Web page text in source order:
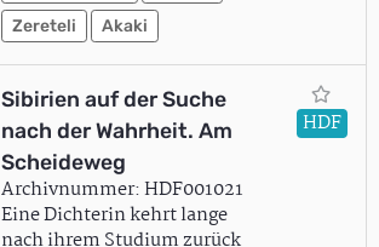
Zereteli
Akaki
Sibirien auf der Suche
nach der Wahrheit. Am
Scheideweg
Archivnummer: HDF001021
Eine Dichterin kehrt lange
nach ihrem Studium zurück
HDF